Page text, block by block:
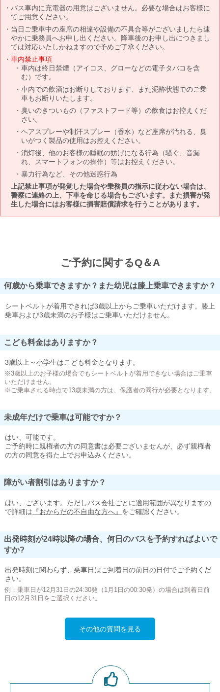
バス車内に充電器の用意はございません。必要な場合はお客様に
てご用意ください。
当日ご乗車中の座席の相違や設備の不具合等がございましたら速
やかに乗務員へお申し出ください。降車後のお申し出につきまし
ては対応いたしかねますので予めご了承ください。
車内禁止事項
車内は終日禁煙（アイコス、グローなどの電子タバコを含
む）です。
車内での飲酒はお断りしております、また泥酔状態でのご乗
車もお断りいたします。
臭いのきついもの（ファストフード等）の飲食はお控えくだ
さい。
ヘアスプレーや制汗スプレー（香水）など座席が汚れる、臭
いがつく製品の使用はお控えください。
消灯後、他のお客様の睡眠の妨げになる行為（騒ぐ、音漏
れ、スマートフォンの操作）等はお控えください。
暴力行為など、その他迷惑行為
上記禁止事項が発覚した場合や乗務員の指示に従わない場合は、
警察に連絡の上、下車を命じる場合もございます。また損害が発
生した場合にはお客様に損害賠償請求を行うことがあります。
ご予約に関するQ＆A
何歳から乗車できますか？また幼児は膝上乗車できますか？
シートベルトが着用できれば3歳以上からご乗車いただけます。膝上
乗車および3歳未満のお子様はご乗車いただけません。
こども料金はありますか？
3歳以上～小学生はこども料金となります。
※3歳以上のお子様の場合でもシートベルトが着用できない場合はご乗車
いただけません。
※ご乗車される時点で13歳未満の方は、保護者の同行が必要となります。
未成年だけで乗車は可能ですか？
はい、可能です。
ご予約時に親権者の方の同意書は必要ございませんが、必ず親権者
の方の同意を得た上でお申込みください。
障がい者割引はありますか？
はい、ございます。ただしバス会社ごとに適用範囲が異なりますの
で詳細は 『おからだの不自由な方へ』 をご確認ください。
出発時刻が24時以降の場合、何日のバスを予約すればよいで
すか?
出発時刻に関わらず、乗車日はご到着日の前日の日付でご予約くだ
さい。
例：乗車日が12月31日の24:30発（1月1日の00:30発）の場合は到着日前
日の12月31日をご選択ください。
その他の質問を見る